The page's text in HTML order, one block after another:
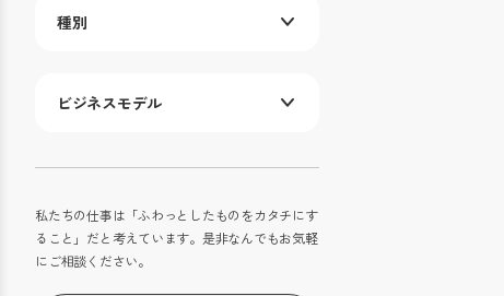
種別
ビジネスモデル
私たちの仕事は「ふわっとしたものをカタチにす
ること」だと考えています。是非なんでもお気軽
にご相談ください。